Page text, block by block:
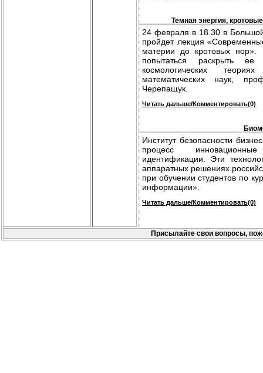
Темная энергия,
24 февраля в 18.30 в
пройдет лекция
материи до кротовых нор».
попытаться раскрыть
космологических
математических наук,
Черепащук.
Читать дальше/Комментировать(0)
Институт безопасности
процесс
идентификации. Эти
аппаратных решениях
при обучении студентов по
информации».
Читать дальше/Комментировать(0)
Присылайте свои вопросы,